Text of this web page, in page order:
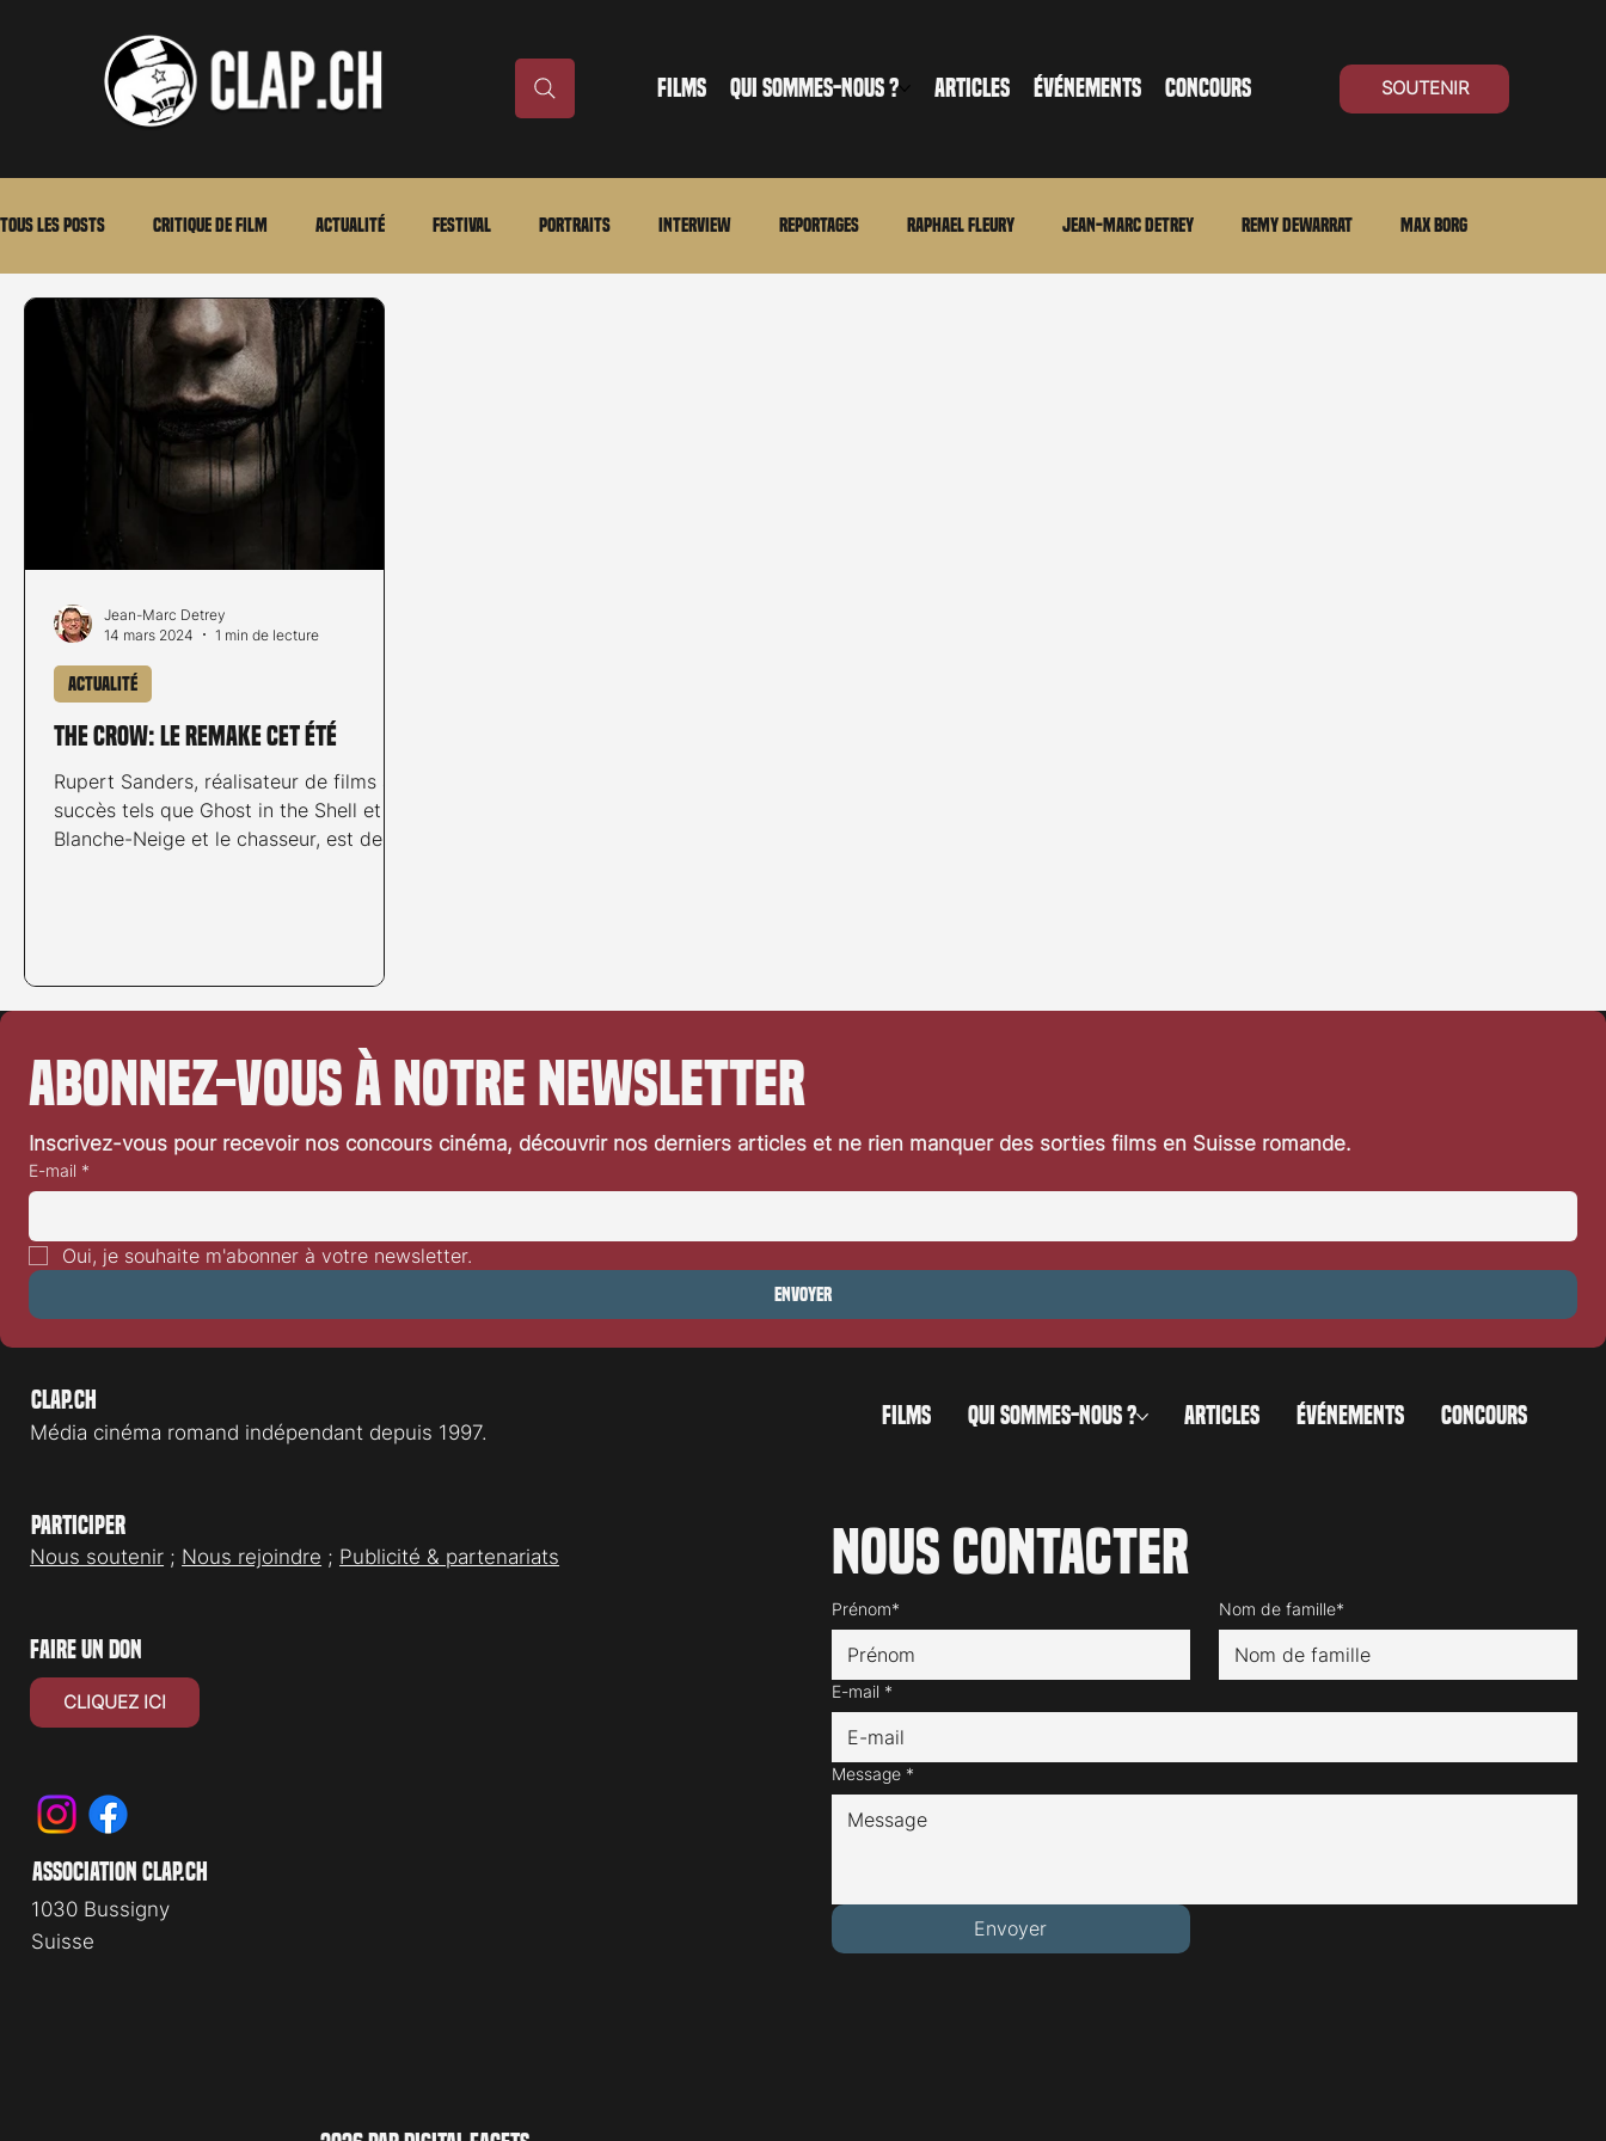
FILMS QUI SOMMES-NOUS ? ARTICLES ÉVÉNEMENTS CONCOURS SOUTENIR
Tous les posts Critique de film Actualité Festival Portraits Interview Reportages Raphael Fleury Jean-Marc Detrey Remy Dewarrat Max Borg
Laurent Scherlen Memento En bref
Stéfanie Rossier Streaming
The Crow: le remake cet été
Rupert Sanders, réalisateur de films à
succès tels que Ghost in the Shell et
Blanche-Neige et le chasseur, est de
Actualité
Jean-Marc Detrey
14 mars 2024
1 min de lecture
Abonnez-vous à notre newsletter
Inscrivez-vous pour recevoir nos concours cinéma, découvrir nos derniers articles et ne rien manquer des sorties films en Suisse romande.
E-mail *
Oui, je souhaite m'abonner à votre newsletter.
Envoyer
Clap.ch
Média cinéma romand indépendant depuis 1997.
FILMS QUI SOMMES-NOUS ? ARTICLES ÉVÉNEMENTS CONCOURS
Participer
Nous soutenir ; Nous rejoindre ; Publicité & partenariats Nous contacter
Prénom* Nom de famille*
E-mail *
Message *
Envoyer
faire un don
CLIQUEZ ICI
association clap.ch
1030 Bussigny
Suisse